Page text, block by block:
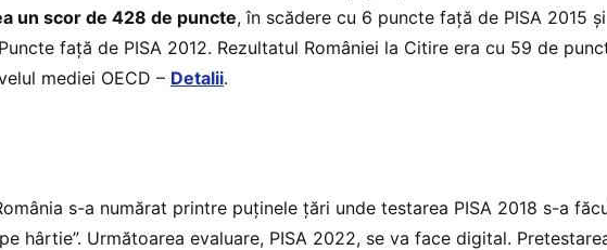
un scor de 428 de puncte, în scădere cu 6 puncte față de PISA 2015 și
față de PISA 2012. Rezultatul României la Citire era cu 59 de
mediei OECD – Detalii.
s-a numărat printre puținele țări unde testarea PISA 2018 s-a
hârtie”. Următoarea evaluare, PISA 2022, se va face digital.